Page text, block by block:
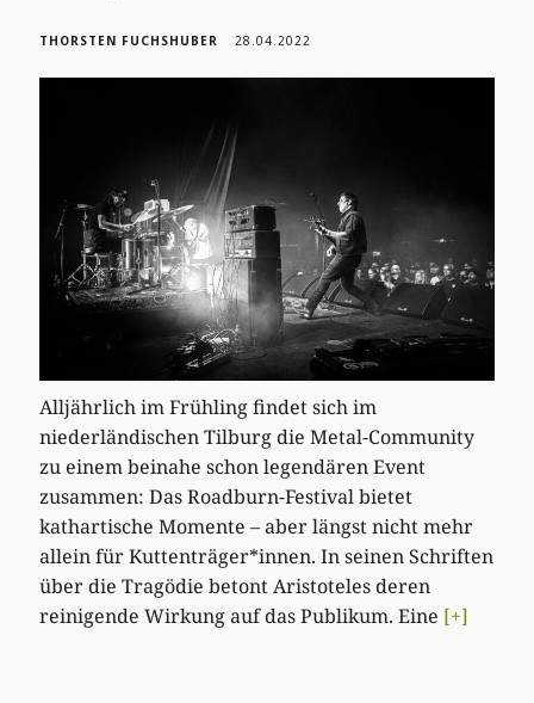
THORSTEN FUCHSHUBER 28.04.2022
Alljährlich im Frühling findet sich im
niederländischen Tilburg die Metal-Community
zu einem beinahe schon legendären Event
zusammen: Das Roadburn-Festival bietet
kathartische Momente – aber längst nicht mehr
allein für Kuttenträger*innen. In seinen Schriften
über die Tragödie betont Aristoteles deren
reinigende Wirkung auf das Publikum. Eine [+]